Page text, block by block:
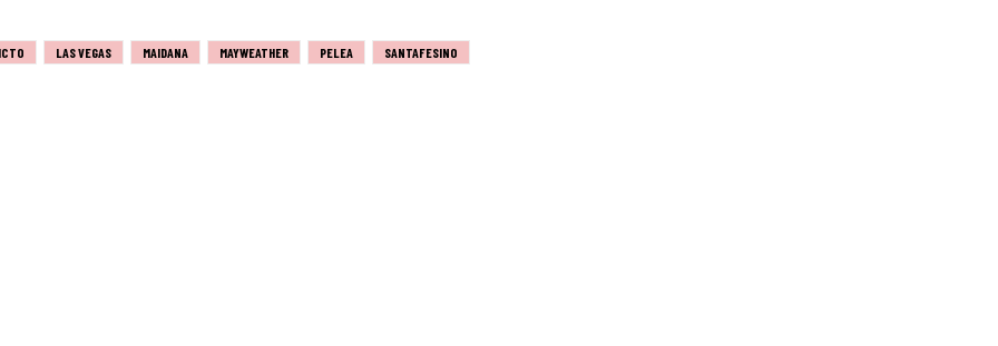
LAS VEGAS MAIDANA MAYWEATHER PELEA SANTAFESINO